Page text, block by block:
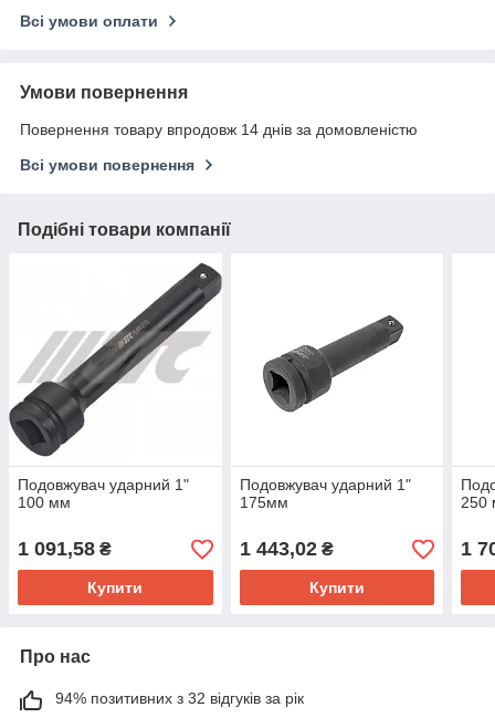
Всі умови оплати
Умови повернення
Повернення товару впродовж 14 днів за домовленістю
Всі умови повернення
Подібні товари компанії
Подовжувач ударний 1"
100 мм
1 091,58 ₴
Купити
Подовжувач ударний 1"
175мм
1 443,02₴
Купити
250
1
Про нас
94% позитивних з 32 відгуків за рік